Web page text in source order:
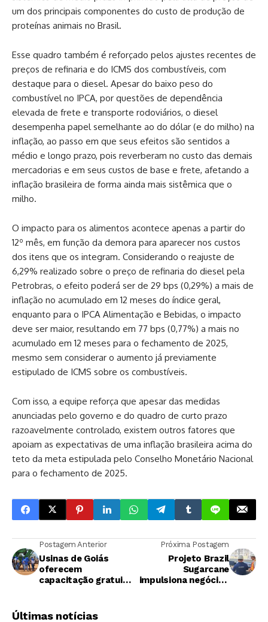
um dos principais componentes do custo de produção de
proteínas animais no Brasil.
Esse quadro também é reforçado pelos ajustes recentes de
preços de refinaria e do ICMS dos combustíveis, com
destaque para o diesel. Apesar do baixo peso do
combustível no IPCA, por questões de dependência
elevada de frete e transporte rodoviários, o diesel
desempenha papel semelhante ao do dólar (e do milho) na
inflação, ao passo em que seus efeitos são sentidos a
médio e longo prazo, pois reverberam no custo das demais
mercadorias e em seus custos de base e frete, afetando a
inflação brasileira de forma ainda mais sistêmica que o
milho.
O impacto para os alimentos acontece apenas a partir do
12º mês, em função da demora para aparecer nos custos
dos itens que os integram. Considerando o reajuste de
6,29% realizado sobre o preço de refinaria do diesel pela
Petrobras, o efeito poderá ser de 29 bps (0,29%) a mais de
inflação no acumulado em 12 meses do índice geral,
enquanto para o IPCA Alimentação e Bebidas, o impacto
deve ser maior, resultando em 77 bps (0,77%) a mais no
acumulado em 12 meses para o fechamento de 2025,
mesmo sem considerar o aumento já previamente
estipulado de ICMS sobre os combustíveis.
Com isso, a equipe reforça que apesar das medidas
anunciadas pelo governo e do quadro de curto prazo
razoavelmente controlado, existem outros fatores que
apoiam as expectativas de uma inflação brasileira acima do
teto da meta estipulada pelo Conselho Monetário Nacional
para o fechamento de 2025.
Postagem Anterior
Usinas de Goiás
oferecem
capacitação gratuita
profissional no
Próxima Postagem
Projeto Brazil
Sugarcane
impulsiona negócios
Últimas notícias